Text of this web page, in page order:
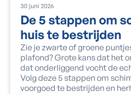
30 juni 2026
De 5 stappen om
huis te bestrijden
Zie je zwarte of groene
plafond? Grote kans dat het
dat onderliggend vocht de
Volg deze 5 stappen om
voorgoed te bestrijden en